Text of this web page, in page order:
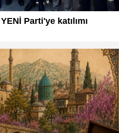
Parti'ye katılımı